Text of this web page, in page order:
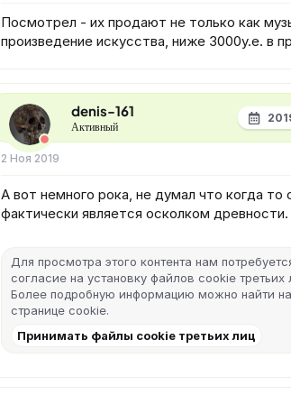
Посмотрел - их продают не только как
произведение искусства, ниже 3000у.е. в
denis-161
Активный
2 Ноя 2019
А вот немного рока, не думал что когда
фактически является осколком древности.
Для просмотра этого контента нам
согласие на установку файлов cookie третьих
Более подробную информацию можно найти
странице cookie.
Принимать файлы cookie третьих лиц